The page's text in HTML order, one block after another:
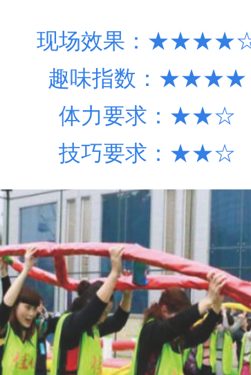
现场效果：
趣味指数：★★★★
体力要求：★★☆
技巧要求：★★☆